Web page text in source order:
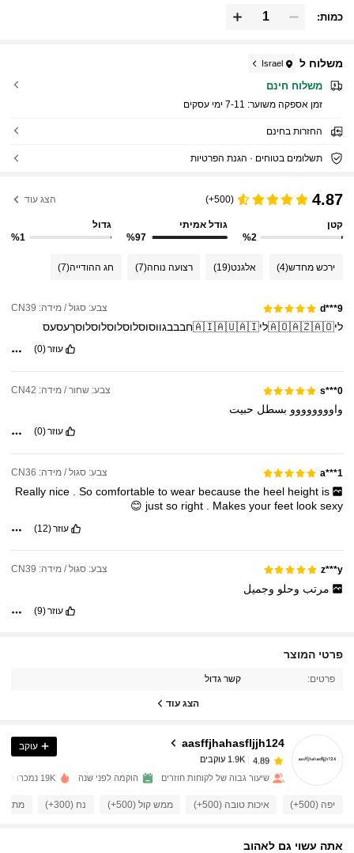
כמות:
משלוח ל Israel
משלוח חינם
זמן אספקה ​​משוער: 7-11 ימי עסקים
החזרות בחינם
תשלומים בטוחים · הגנת הפרטיות
4.87
(500+) הצג עוד
קטן
%2
גודל אמיתי
%97
גדול
%1
ירכש מחדש(4) אלגנט(19) רצועה נוחה(7) חג ההודייה(7)
d***9 צבע: סגול / מידה: CN39
לי🇦🇴🇦🇿🇦🇴לי🇦🇮🇦🇺🇦🇮חבבבגווסוסלוסלוסלוסלוסךעסעס
עוזר(0)
s***0 צבע: שחור / מידה: CN42
واوووووووو بسطل حبيت
עוזר(0)
a***1 צבע: סגול / מידה: CN36
Really nice .Socomfortabletowear becausethe heel height is
just so right . Makes your feet look sexy
😊
עוזר(12)
z***y צבע: סגול / מידה: CN39
مرتب وحلو وجميل
עוזר(9)
פרטי המוצר
פרטים: קשר גדול
הצג עוד
aasffjhahasfljjh124
r***6
שילם לפני יום אחד
4.89 1.9K עוקבים
1.9K עוקבים
עוקב
שיעור גבוה של לקוחות חוזרים הוקמה לפני שנה 19K נמכרו לאחרונה
יפה (500+) איכות טובה (500+) ממש קול (500+) נח (300+) מתאים
אתה עשוי גם לאהוב